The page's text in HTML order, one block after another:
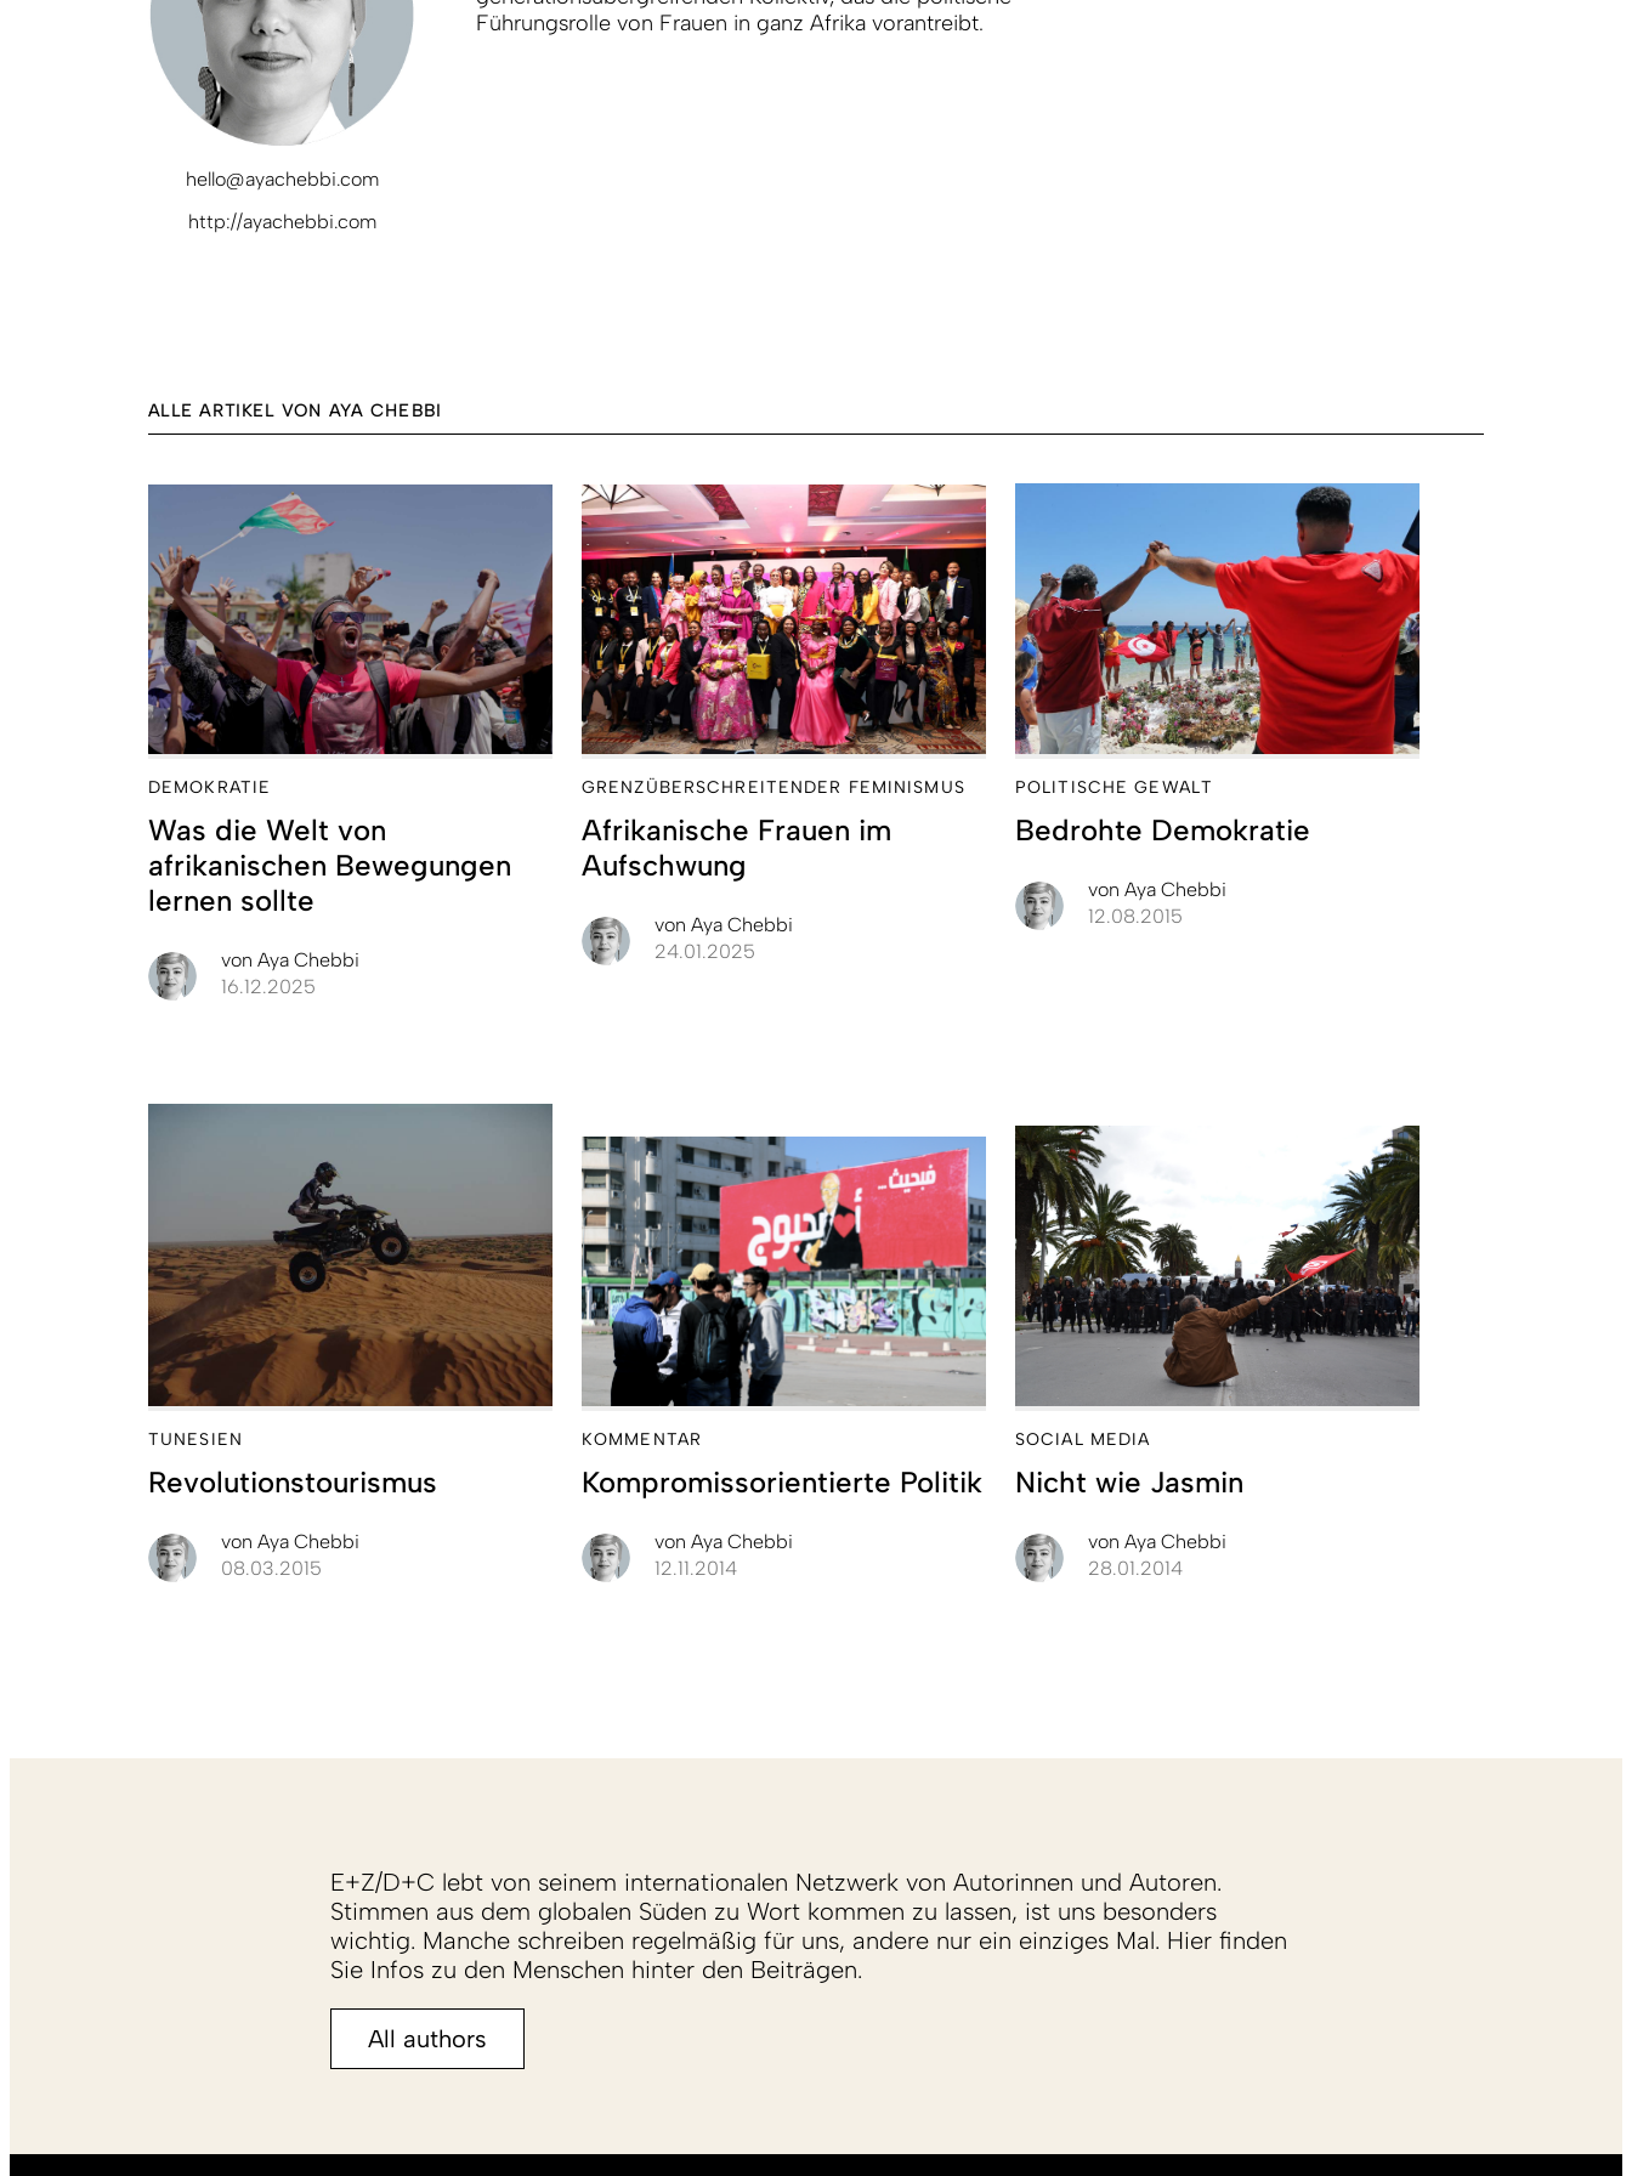
hello@ayachebbi.com
http://ayachebbi.com
Führungsrolle von Frauen in ganz Afrika vorantreibt.
ALLE ARTIKEL VON AYA CHEBBI
DEMOKRATIE
Was die Welt von
afrikanischen Bewegungen
lernen sollte
von Aya Chebbi
16.12.2025
GRENZÜBERSCHREITENDER FEMINISMUS
Afrikanische Frauen im
Aufschwung
von Aya Chebbi
24.01.2025
POLITISCHE GEWALT
Bedrohte Demokratie
von Aya Chebbi
12.08.2015
TUNESIEN
Revolutionstourismus
von Aya Chebbi
08.03.2015
KOMMENTAR
Kompromissorientierte Politik
von Aya Chebbi
12.11.2014
SOCIAL MEDIA
Nicht wie Jasmin
von Aya Chebbi
28.01.2014
E+Z/D+C lebt von seinem internationalen Netzwerk von Autorinnen und Autoren.
Stimmen aus dem globalen Süden zu Wort kommen zu lassen, ist uns besonders
wichtig. Manche schreiben regelmäßig für uns, andere nur ein einziges Mal. Hier finden
Sie Infos zu den Menschen hinter den Beiträgen.
All authors